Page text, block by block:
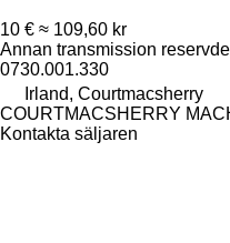
10 € ≈ 109,60 kr
Annan transmission reservdel
0730.001.330
Irland, Courtmacsherry
COURTMACSHERRY
Kontakta säljaren